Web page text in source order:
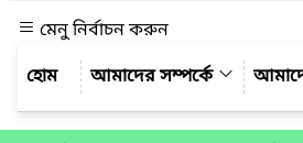
মেনু নির্বাচন করুন
আমাদের সম্পর্কে